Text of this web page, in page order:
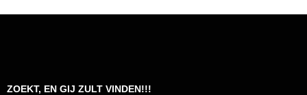
ZOEKT, EN GIJ ZULT VINDEN!!!